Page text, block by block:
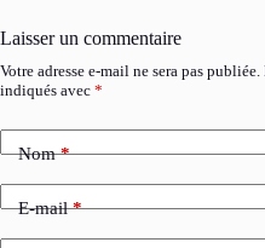
Laisser un commentaire
Votre adresse e-mail ne sera pas publiée.
indiqués avec *
Nom*
E-mail*